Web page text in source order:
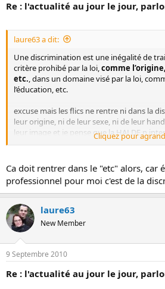
Re : l'actualité au jour le jour,
laure63 a dit:
Une discrimination est une inégalité de
critère prohibé par la loi, comme
etc. , dans un domaine visé par la loi,
l’éducation, etc.
excuse mais les flics ne rentre ni dans la
leur origine, ni de leur sexe, ni de leur
leur image et je pense que la HALDE n
Cliquez pour
Ca doit rentrer dans le "etc" alors, car
professionnel pour moi c'est de la
laure63
New Member
9 Septembre 2010
Re : l'actualité au jour le jour,